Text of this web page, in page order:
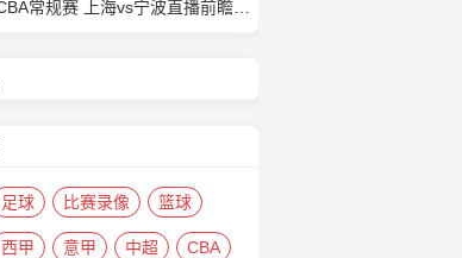
足球 比赛录像 篮球
西甲 意甲 中超 CBA